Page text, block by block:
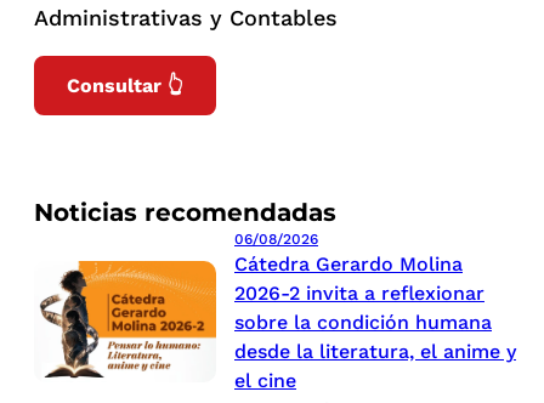
Noticias recomendadas
06/08/2026
Cátedra Gerardo Molina
2026-2 invita a reflexionar
sobre la condición humana
desde la literatura, el anime y
el cine
Administrativas y Contables
Consultar 👆